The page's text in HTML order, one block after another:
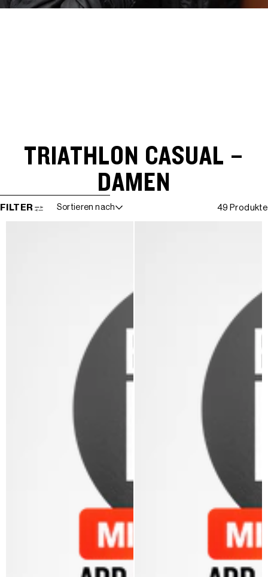
TRIATHLON CASUAL –
DAMEN
WEITER ZUR ERGEBNISLISTE
FILTER Sortieren nach 49 Produkte